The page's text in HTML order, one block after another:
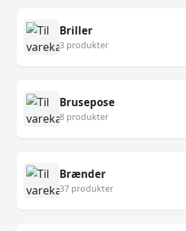
Briller
3 produkter
Brusepose
8 produkter
Brænder
37 produkter